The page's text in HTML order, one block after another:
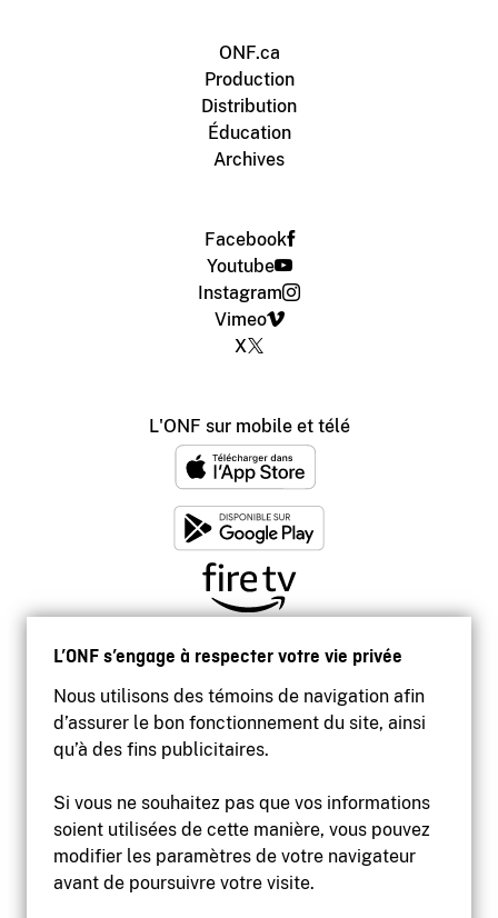
L’ONF s’engage à respecter votre vie privée
Nous utilisons des témoins de navigation afin
d’assurer le bon fonctionnement du site, ainsi
qu’à des fins publicitaires.
Si vous ne souhaitez pas que vos informations
soient utilisées de cette manière, vous pouvez
modifier les paramètres de votre navigateur
avant de poursuivre votre visite.
ONF.ca
Production
Distribution
Éducation
Archives
Facebook
Youtube
Instagram
Vimeo
X
L'ONF sur mobile et télé
Accessibilité
Site institutionnel